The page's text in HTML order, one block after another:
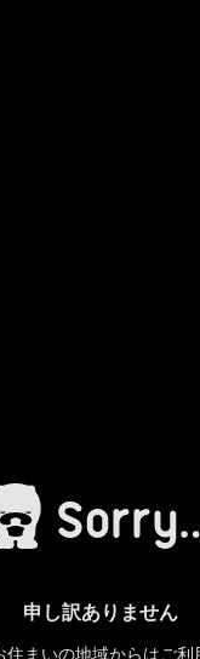
申し訳ありません
住まいの地域からはご利